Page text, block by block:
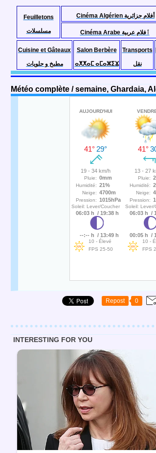
Feuilletons
مسلسلات
Cinéma Algérien أفلام جزائرية
Cinéma Arabe ٱفلام عربية
Cuisine et Gâteaux
مطبخ و حلويات
Salon Berbère
ⴰⵅⵅⴰⵎ ⴰⵎⴰⵣⵉⴴ
Transports
نقل
Repost 0